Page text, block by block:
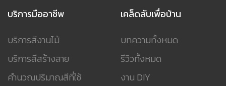
บริการมืออาชีพ
บริการสีงานไม้
บริการสีสร้างลาย
คำนวณปริมาณสีที่ใช้
เคล็ดลับเพื่อบ้าน
บทความทั้งหมด
รีวิวทั้งหมด
งาน DIY